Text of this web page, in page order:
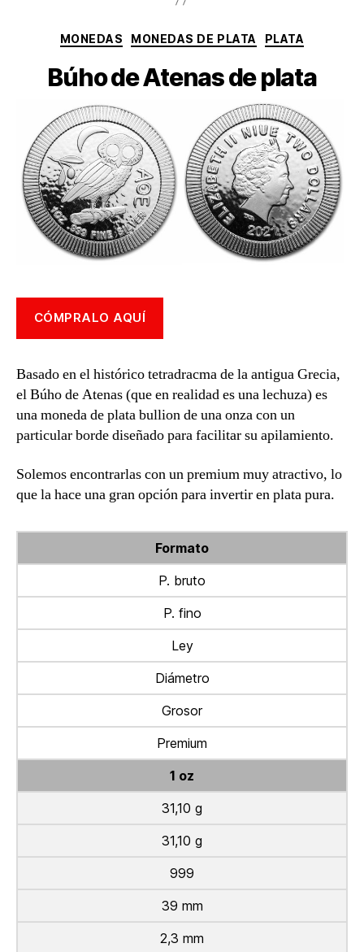
Categorías
MONEDAS MONEDAS DE PLATA PLATA
Búho de Atenas de plata
CÓMPRALO AQUÍ
Basado en el histórico tetradracma de la antigua Grecia,
el Búho de Atenas (que en realidad es una lechuza) es
una moneda de plata bullion de una onza con un
particular borde diseñado para facilitar su apilamiento.
Solemos encontrarlas con un premium muy atractivo, lo
que la hace una gran opción para invertir en plata pura.
Formato
P. bruto
P. fino
Ley
Diámetro
Grosor
Premium
1 oz
31,10 g
31,10 g
999
39 mm
2,3 mm